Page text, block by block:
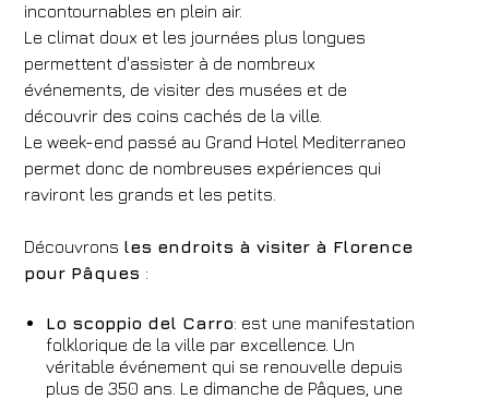
incontournables en plein air.
Le climat doux et les journées plus longues
permettent d'assister à de nombreux
événements, de visiter des musées et de
découvrir des coins cachés de la ville.
Le week-end passé au Grand Hotel Mediterraneo
permet donc de nombreuses expériences qui
raviront les grands et les petits.
Découvrons les endroits à visiter à Florence
pour Pâques :
Lo scoppio del Carro: est une manifestation
folklorique de la ville par excellence. Un
véritable événement qui se renouvelle depuis
plus de 350 ans. Le dimanche de Pâques, une